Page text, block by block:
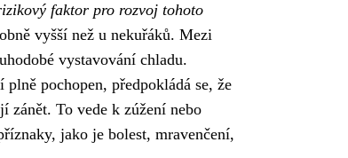
faktor pro rozvoj tohoto
vyšší než u nekuřáků. Mezi
vystavování chladu.
pochopen, předpokládá se, že
zánět. To vede k zúžení nebo
jako je bolest, mravenčení,